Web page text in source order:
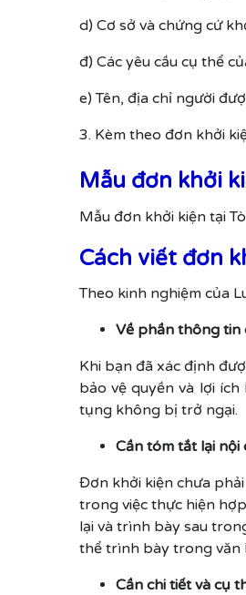
d) Cơ sở và chứng cứ
đ) Các yêu cầu cụ thể
e) Tên, địa chỉ người
3. Kèm theo đơn khởi
Mẫu đơn khởi
Mẫu đơn khởi kiện tại
Cách viết đơn
Theo kinh nghiệm của
Về phần thông tin
Khi bạn đã xác định
bảo vệ quyền và lợi
tụng không bị trở ngại.
Cần tóm tắt lại
Đơn khởi kiện chưa
trong việc thực hiện
lại và trình bày sau
thể trình bày trong văn
Cần chi tiết và cụ